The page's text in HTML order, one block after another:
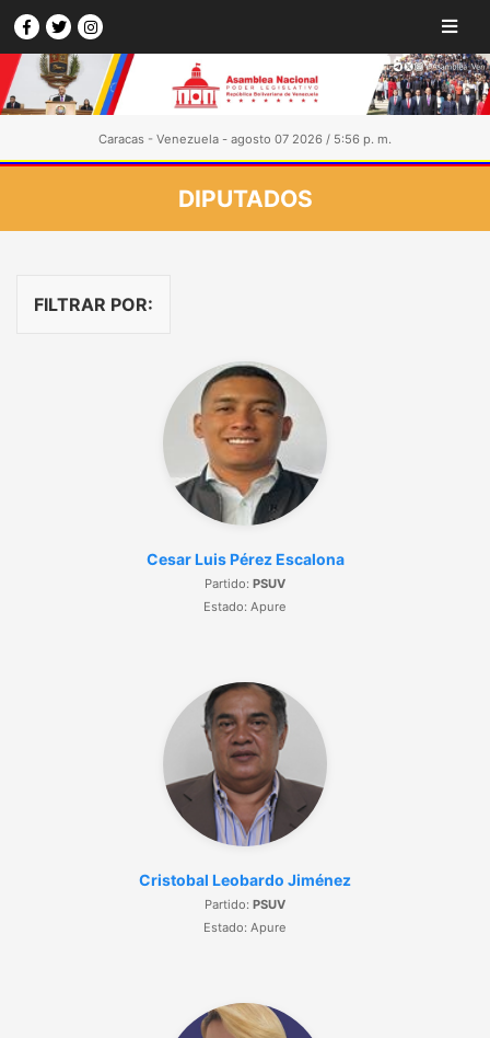
Caracas - Venezuela - agosto 07 2026 / 5:56 p. m.
DIPUTADOS
FILTRAR POR:
Cesar Luis Pérez Escalona
Partido: PSUV
Estado: Apure
Cristobal Leobardo Jiménez
Partido: PSUV
Estado: Apure